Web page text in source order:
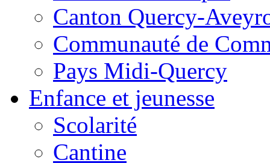
Canton Quercy-
Communauté de
Pays Midi-Quercy
Enfance et jeunesse
Scolarité
Cantine